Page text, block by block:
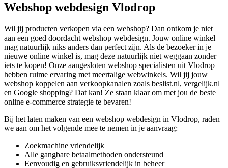
Webshop webdesign Vlodrop
Wil jij producten verkopen via een webshop? Dan ontkom je niet
aan een goed doordacht webshop webdesign. Jouw online winkel
mag natuurlijk niks anders dan perfect zijn. Als de bezoeker in je
nieuwe online winkel is, mag deze natuurlijk niet weggaan zonder
iets te kopen! Onze aangesloten webshop specialisten uit Vlodrop
hebben ruime ervaring met meertalige webwinkels. Wil jij jouw
webshop koppelen aan verkoopkanalen zoals beslist.nl, vergelijk.nl
en Google shopping? Dat kan! Ze staan klaar om met jou de beste
online e-commerce strategie te bevaren!
Bij het laten maken van een webshop webdesign in Vlodrop, raden
we aan om het volgende mee te nemen in je aanvraag:
Zoekmachine vriendelijk
Alle gangbare betaalmethoden ondersteund
Eenvoudig en gebruiksvriendelijk in beheer